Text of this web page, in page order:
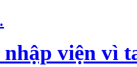
nhập viện vì